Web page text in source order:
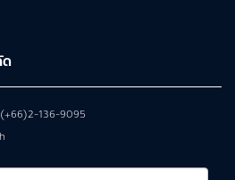
136-9095